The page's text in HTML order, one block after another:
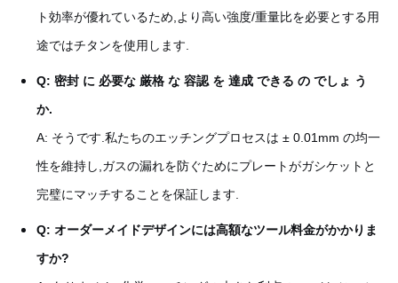
ト効率が優れているため,より高い強度/重量比を必要とする用
途ではチタンを使用します.
Q: 密封 に 必要な 厳格 な 容認 を 達成 できる の でしょ う
か.
A: そうです.私たちのエッチングプロセスは ± 0.01mm の均一
性を維持し,ガスの漏れを防ぐためにプレートがガシケットと
完璧にマッチすることを保証します.
Q: オーダーメイドデザインには高額なツール料金がかかりま
すか?